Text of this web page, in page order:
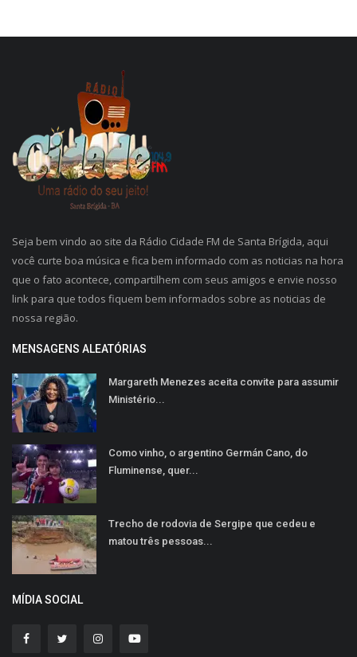
Seja bem vindo ao site da Rádio Cidade FM de Santa Brígida, aqui
você curte boa música e fica bem informado com as noticias na hora
que o fato acontece, compartilhem com seus amigos e envie nosso
link para que todos fiquem bem informados sobre as noticias de
nossa região.
MENSAGENS ALEATÓRIAS
Margareth Menezes aceita convite para assumir
Ministério...
Como vinho, o argentino Germán Cano, do
Fluminense, quer...
Trecho de rodovia de Sergipe que cedeu e
matou três pessoas...
MÍDIA SOCIAL